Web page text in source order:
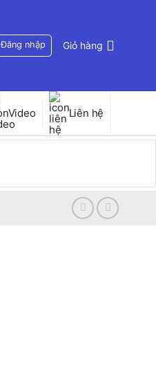
Đăng nhập Giỏ hàng
Video Liên hệ